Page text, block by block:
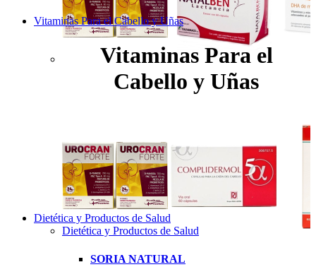
Vitaminas Para el Cabello y Uñas
Vitaminas Para el
Cabello y Uñas
Dietética y Productos de Salud
Dietética y Productos de Salud
SORIA NATURAL